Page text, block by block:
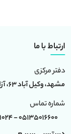
ارتباط با ما
دفتر مرکزی
مشهد، وکیل آباد 63، آزادگان 6، ساختمان امامت
شماره تماس
05135016600 - 05191091024